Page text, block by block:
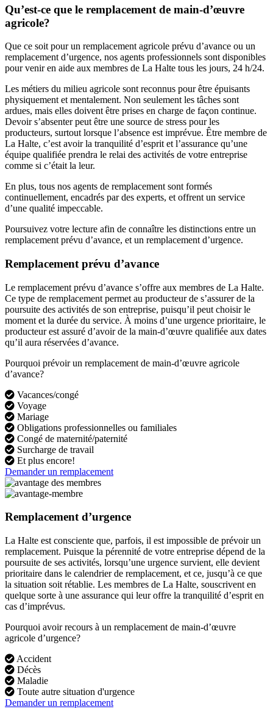
Qu’est-ce que le remplacement de main-d’œuvre
agricole?
Que ce soit pour un remplacement agricole prévu d’avance ou un
remplacement d’urgence, nos agents professionnels sont disponibles
pour venir en aide aux membres de La Halte tous les jours, 24 h/24.
Les métiers du milieu agricole sont reconnus pour être épuisants
physiquement et mentalement. Non seulement les tâches sont
ardues, mais elles doivent être prises en charge de façon continue.
Devoir s’absenter peut être une source de stress pour les
producteurs, surtout lorsque l’absence est imprévue. Être membre de
La Halte, c’est avoir la tranquilité d’esprit et l’assurance qu’une
équipe qualifiée prendra le relai des activités de votre entreprise
comme si c’était la leur.
En plus, tous nos agents de remplacement sont formés
continuellement, encadrés par des experts, et offrent un service
d’une qualité impeccable.
Poursuivez votre lecture afin de connaître les distinctions entre un
remplacement prévu d’avance, et un remplacement d’urgence.
Remplacement prévu d’avance
Le remplacement prévu d’avance s’offre aux membres de La Halte.
Ce type de remplacement permet au producteur de s’assurer de la
poursuite des activités de son entreprise, puisqu’il peut choisir le
moment et la durée du service. À moins d’une urgence prioritaire, le
producteur est assuré d’avoir de la main-d’œuvre qualifiée aux dates
qu’il aura réservées d’avance.
Pourquoi prévoir un remplacement de main-d’œuvre agricole
d’avance?
Vacances/congé
Voyage
Mariage
Obligations professionnelles ou familiales
Congé de maternité/paternité
Surcharge de travail
Et plus encore!
Demander un remplacement
Remplacement d’urgence
La Halte est consciente que, parfois, il est impossible de prévoir un
remplacement. Puisque la pérennité de votre entreprise dépend de la
poursuite de ses activités, lorsqu’une urgence survient, elle devient
prioritaire dans le calendrier de remplacement, et ce, jusqu’à ce que
la situation soit rétablie. Les membres de La Halte, souscrivent en
quelque sorte à une assurance qui leur offre la tranquilité d’esprit en
cas d’imprévus.
Pourquoi avoir recours à un remplacement de main-d’œuvre
agricole d’urgence?
Accident
Décès
Maladie
Toute autre situation d'urgence
Demander un remplacement